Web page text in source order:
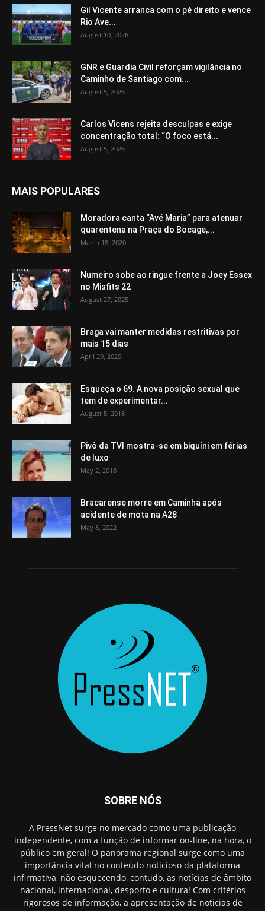
Gil Vicente arranca com o pé direito e vence
Rio Ave...
August 10, 2026
GNR e Guardia Civil reforçam vigilância no
Caminho de Santiago com...
August 5, 2026
Carlos Vicens rejeita desculpas e exige
concentração total: “O foco está...
August 5, 2026
MAIS POPULARES
Moradora canta “Avé Maria” para atenuar
quarentena na Praça do Bocage,...
March 18, 2020
Numeiro sobe ao ringue frente a Joey Essex
no Misfits 22
August 27, 2025
Braga vai manter medidas restritivas por
mais 15 dias
April 29, 2020
Esqueça o 69. A nova posição sexual que
tem de experimentar...
August 5, 2018
Pivô da TVI mostra-se em biquíni em férias
de luxo
May 2, 2018
Bracarense morre em Caminha após
acidente de mota na A28
May 8, 2022
SOBRE NÓS
A PressNet surge no mercado como uma publicação
independente, com a função de informar on-line, na hora, o
público em geral! O panorama regional surge como uma
importância vital no conteúdo noticioso da plataforma
infirmativa, não esquecendo, contudo, as notícias de âmbito
nacional, internacional, desporto e cultura! Com critérios
rigorosos de informação, a apresentação de noticias de